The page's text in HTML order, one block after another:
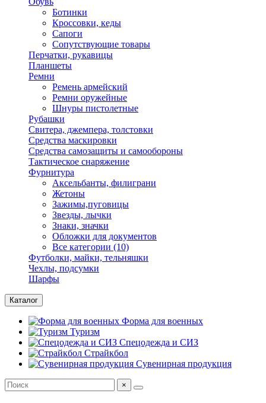
Ботинки
Кроссовки, кеды
Сапоги
Сопутствующие товары
Перчатки, рукавицы
Планшеты
Ремни
Ремень армейский
Ремни оружейные
Шнуры пистолетные
Рубашки
Свитера, джемпера, толстовки
Средства маскировки
Средства самозащиты и самообороны
Тактическое снаряжение
Фурнитура
Аксельбанты, филиграни
Жетоны
Зажимы,пуговицы
Звезды, лычки
Знаки, значки
Обложки для документов
Все категории (10)
Футболки, майки, тельняшки
Чехлы, подсумки
Шарфы
Каталог
Форма для военных
Туризм
Спецодежда и СИЗ
Страйкбол
Сувенирная продукция
×